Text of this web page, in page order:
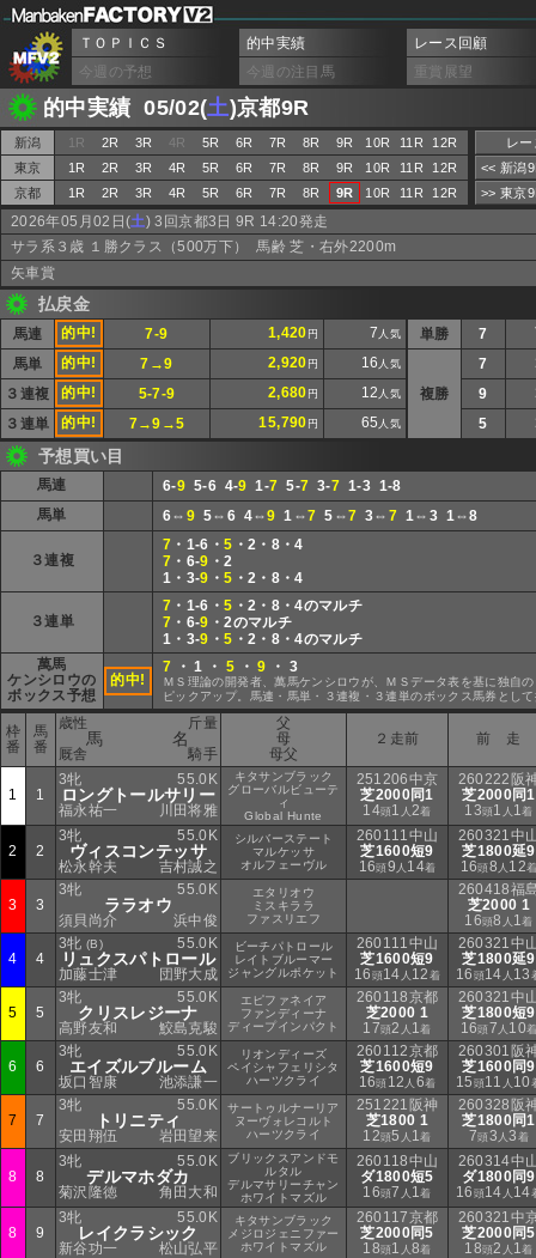
ＴＯＰＩＣＳ 的中実績
レース回顧
今週の予想
今週の注目馬 重賞展望
的中実績 05/02(土)京都9R
新潟 1R 2R 3R 4R 5R 6R 7R 8R 9R 10R 11R
12R
東京
1R 2R 3R 4R 5R 6R 7R 8R 9R 10R 11R
12R
京都
1R 2R 3R 4R 5R 6R 7R 8R 9R 10R 11R 12R
レ
<< 新潟
>> 東京
2026年05月02日(土) 3回京都3日 9R 14:20発走
サラ系３歳 １勝クラス（500万下） 馬齢 芝・右外2200m
矢車賞
払戻金
馬連 的中! 7-9 1,420 円 7 人気
馬単 的中! 7→9 2,920 円 16 人気
３連複 的中! 5-7-9 2,680 円 12 人気
３連単 的中! 7→9→5 15,790 円 65 人気
単勝 7
複勝
7
9
5
予想買い目
馬連 6-9 5-6 4-9 1-7 5-7 3-7 1-3 1-8
馬単
6⇔ 9 5⇔6 4⇔9 1⇔7 5⇔7 3⇔ 7 1⇔3 1⇔8
３連複
7 ・1-6・5 ・2・8・4
7 ・6-9 ・2
1・3-9 ・5 ・2・8・4
３連単
7 ・1-6・5 ・2・8・4のマルチ
7 ・6-9 ・2のマルチ
1・3-9 ・5 ・2・8・4のマルチ
萬馬
ケンシロウの
ボックス予想
的中!
7 ・ 1 ・ 5 ・9 ・ 3
ＭＳ理論の開発者、萬馬ケンシロウが、ＭＳデータ表を基に独自
ピックアップ。馬連・馬単・３連複・３連単のボックス馬券とし
枠
番
馬
番
斤量
歳性
馬 名
厩舎 騎手
父
母
母父
２走前 前 走
1 1
55.0K
3牝
ロングトールサリー
福永祐一 川田将雅
キタサンブラック
グローバルビューテ
ィ
Global Hunte
251206中京
芝2000同1
14頭1 人2着
260222阪
芝2000同1
13頭1 人 1着
2 2
55.0K
3牝
ヴィスコンテッサ
松永幹夫 吉村誠之
シルバーステート
マルケッサ
オルフェーヴル
260111中山
芝1600短9
16頭9 人 14着
260321中
芝1800延9
16頭8 人 12
3 3
55.0K
3牝
ララオウ
須貝尚介 浜中俊
エタリオウ
ミスキララ
ファスリエフ
260418福
芝2000 1
16頭8 人 1着
4 4
55.0K
3牝 (B)
リュクスパトロール
加藤士津 団野大成
ビーチパトロール
レイトブルーマー
ジャングルポケット
260111中山
芝1600短9
16 頭14 人 12 着
260321中
芝1800延9
16 頭14 人 13
5 5
55.0K
3牝
クリスレジーナ
高野友和 鮫島克駿
エピファネイア
ファンディーナ
ディープインパクト
260118京都
芝2000 1
17頭2 人 1着
260321中
芝1800短9
16頭7 人 10
6 6
55.0K
3牝
エイズルブルーム
坂口智康 池添謙一
リオンディーズ
ペイシャフェリシタ
ハーツクライ
260112京都
芝1600短9
16頭 12 人 6着
260301阪
芝1600同9
15 頭11 人 10
7 7
55.0K
3牝
トリニティ
安田翔伍 岩田望来
サートゥルナーリア
ヌーヴォレコルト
ハーツクライ
251221阪神
芝1800 1
12頭5 人 1着
260328阪
芝1800同1
7頭3 人3 着
8 8
55.0K
3牝
デルマホダカ
菊沢隆徳 角田大和
ブリックスアンドモ
ルタル
デルマサリーチャン
ホワイトマズル
260118中山
ダ1800短5
16頭7 人 1着
260314中
ダ1800同9
16 頭14 人 14
8 9
55.0K
3牝
レイクラシック
新谷功一 松山弘平
キタサンブラック
メジロジェニファー
ホワイトマズル
260117京都
芝2000同5
18頭1 人8着
260321中
芝2000同5
18頭2 人 1着